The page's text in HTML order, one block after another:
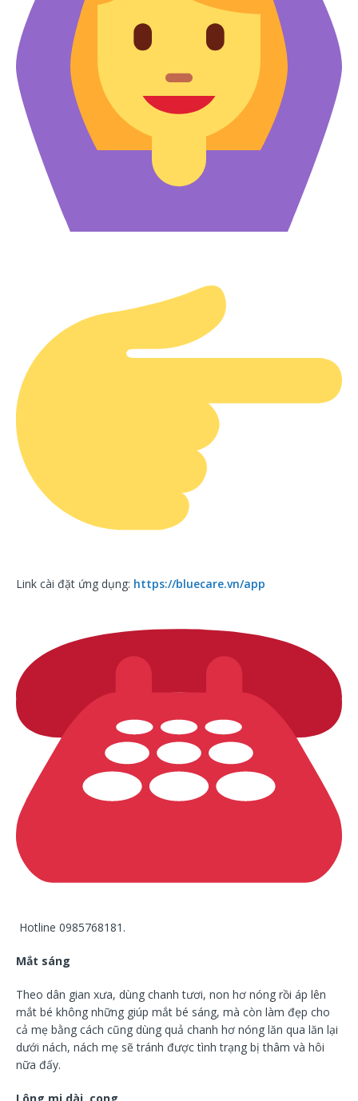
Link cài đặt ứng dụng: https://bluecare.vn/app
Hotline 0985768181.
Mắt sáng
Theo dân gian xưa, dùng chanh tươi, non hơ nóng rồi áp lên
mắt bé không những giúp mắt bé sáng, mà còn làm đẹp cho
cả mẹ bằng cách cũng dùng quả chanh hơ nóng lăn qua lăn lại
dưới nách, nách mẹ sẽ tránh được tình trạng bị thâm và hôi
nữa đấy.
Lông mi dài, cong